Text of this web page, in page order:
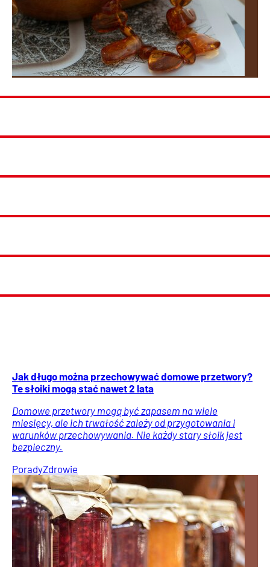
Jak długo można przechowywać domowe przetwory?
Te słoiki mogą stać nawet 2 lata
Domowe przetwory mogą być zapasem na wiele
miesięcy, ale ich trwałość zależy od przygotowania i
warunków przechowywania. Nie każdy stary słoik jest
bezpieczny.
PoradyZdrowie